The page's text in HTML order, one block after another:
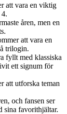
att vara en viktig
åren, men en
att vara en
trilogin.
fyllt med klassiska
ett signum för
att utforska teman
och fansen ser
sina favorithjältar.